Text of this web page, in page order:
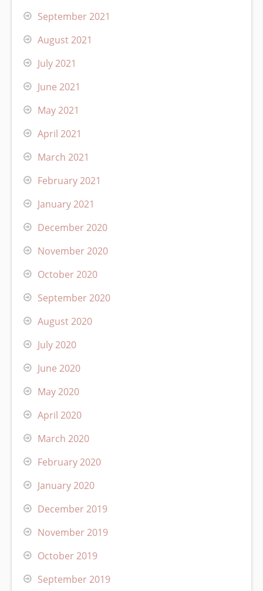
September 2021
August 2021
July 2021
June 2021
May 2021
April 2021
March 2021
February 2021
January 2021
December 2020
November 2020
October 2020
September 2020
August 2020
July 2020
June 2020
May 2020
April 2020
March 2020
February 2020
January 2020
December 2019
November 2019
October 2019
September 2019